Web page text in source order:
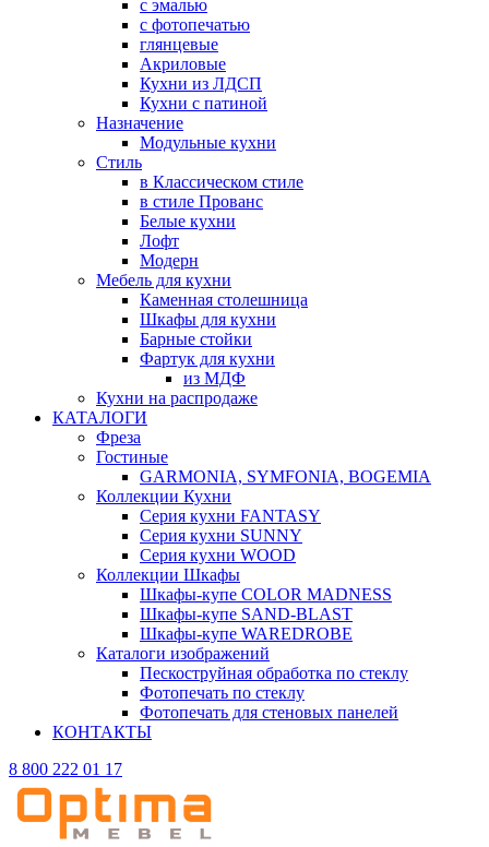
с эмалью
с фотопечатью
глянцевые
Акриловые
Кухни из ЛДСП
Кухни с патиной
Назначение
Модульные кухни
Стиль
в Классическом стиле
в стиле Прованс
Белые кухни
Лофт
Модерн
Мебель для кухни
Каменная столешница
Шкафы для кухни
Барные стойки
Фартук для кухни
из МДФ
Кухни на распродаже
КАТАЛОГИ
Фреза
Гостиные
GARMONIA, SYMFONIA, BOGEMIA
Коллекции Кухни
Серия кухни FANTASY
Серия кухни SUNNY
Серия кухни WOOD
Коллекции Шкафы
Шкафы-купе COLOR MADNESS
Шкафы-купе SAND-BLAST
Шкафы-купе WAREDROBE
Каталоги изображений
Пескоструйная обработка по стеклу
Фотопечать по стеклу
Фотопечать для стеновых панелей
КОНТАКТЫ
8 800 222 01 17